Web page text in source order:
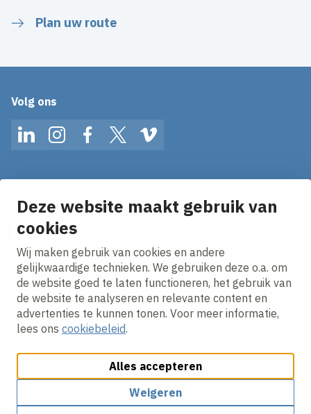
Deze website maakt gebruik van
cookies
Wij maken gebruik van cookies en andere
gelijkwaardige technieken. We gebruiken deze o.a. om
de website goed te laten functioneren, het gebruik van
de website te analyseren en relevante content en
advertenties te kunnen tonen. Voor meer informatie,
lees ons cookiebeleid.
Alles accepteren
Weigeren
Plan uw route
Volg ons
LinkedInInstagramFacebookTwitterVimeo
Ontvang onze nieuws alerts in je mailbox!
E-mailadres
Ik ga akkoord met hetprivacy statement.
Cookies aanpassenCookie beleidPrivacy policy
Algemene inkoopvoorwaarden